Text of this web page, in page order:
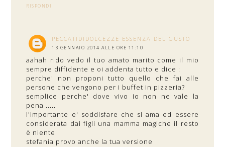
RISPONDI
PECCATIDIDOLCEZZE ESSENZA DEL GUSTO
13 GENNAIO 2014 ALLE ORE 11:10
aahah rido vedo il tuo amato marito come il mio
sempre diffidente e oi addenta tutto e dice :
perche' non proponi tutto quello che fai alle
persone che vengono per i buffet in pizzeria?
semplice perche' dove vivo io non ne vale la
pena .....
l'importante e' soddisfare che si ama ed essere
considerata dai figli una mamma magiche il resto
è niente
stefania provo anche la tua versione